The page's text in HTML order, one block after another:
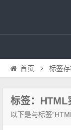
首页 标签
标签：HTML
以下是与标签